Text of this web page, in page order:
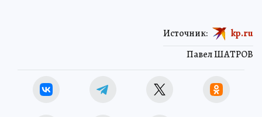
Павел ШАТРОВ
Источник: kp.ru